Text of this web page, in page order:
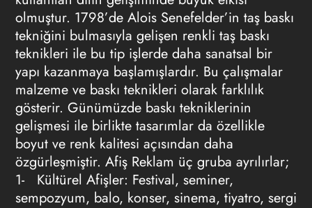
olmuştur. 1798’de Alois Senefelder’in taş baskı
tekniğini bulmasıyla gelişen renkli taş baskı
teknikleri ile bu tip işlerde daha sanatsal bir
yapı kazanmaya başlamışlardır. Bu çalışmalar
malzeme ve baskı teknikleri olarak farklılık
gösterir. Günümüzde baskı tekniklerinin
gelişmesi ile birlikte tasarımlar da özellikle
boyut ve renk kalitesi açısından daha
özgürleşmiştir. Afiş Reklam üç gruba ayrılırlar;
1- Kültürel Afişler: Festival, seminer,
sempozyum, balo, konser, sinema, tiyatro, sergi